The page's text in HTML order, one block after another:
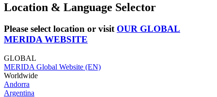
Location & Language Selector
Please select location or visit OUR GLOBAL
MERIDA WEBSITE
GLOBAL
MERIDA Global Website (EN)
Worldwide
Andorra
Argentina